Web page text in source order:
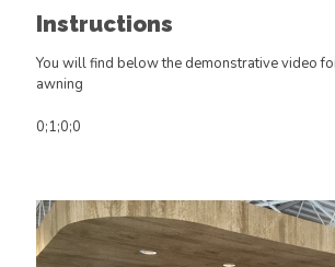
Instructions
You will find below the demonstrative video
awning
0;1;0;0